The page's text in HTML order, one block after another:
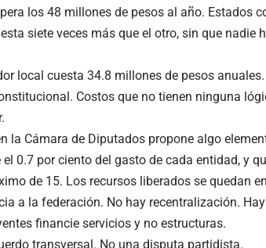
los 48 millones de pesos al año. Estados
siete veces más que el otro, sin que nadie
local cuesta 34.8 millones de pesos
Costos que no tienen ninguna
la Cámara de Diputados propone algo
0.7 por ciento del gasto de cada entidad, y
de 15. Los recursos liberados se quedan
a la federación. No hay recentralización.
financie servicios y no estructuras.
transversal. No una disputa partidista.